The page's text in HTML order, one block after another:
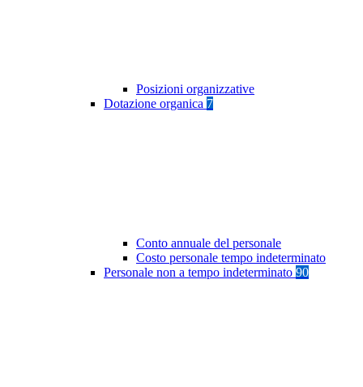
Posizioni organizzative
Dotazione organica 7
Conto annuale del personale
Costo personale tempo indeterminato
Personale non a tempo indeterminato 90